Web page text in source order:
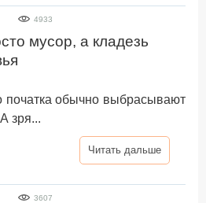
4933
мусор, а кладезь
початка обычно выбрасывают
зря...
Читать дальше
3607